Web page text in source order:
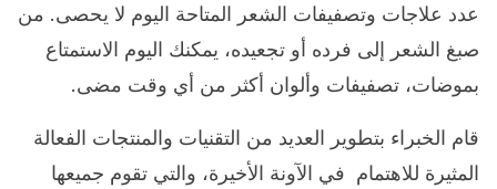
عدد علاجات وتصفيفات الشعر المتاحة اليوم لا يحصى. من
صبغ الشعر إلى فرده أو تجعيده، يمكنك اليوم الاستمتاع
بموضات، تصفيفات وألوان أكثر من أي وقت مضى.
قام الخبراء بتطوير العديد من التقنيات والمنتجات الفعالة
المثيرة للاهتمام في الآونة الأخيرة، والتي تقوم جميعها